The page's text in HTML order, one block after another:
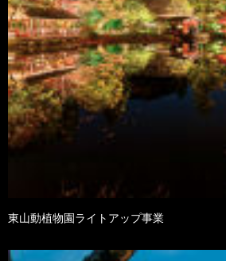
東山動植物園ライトアップ事業